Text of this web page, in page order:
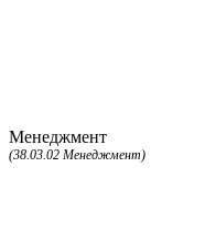
Менеджмент
(38.03.02 Менеджмент)